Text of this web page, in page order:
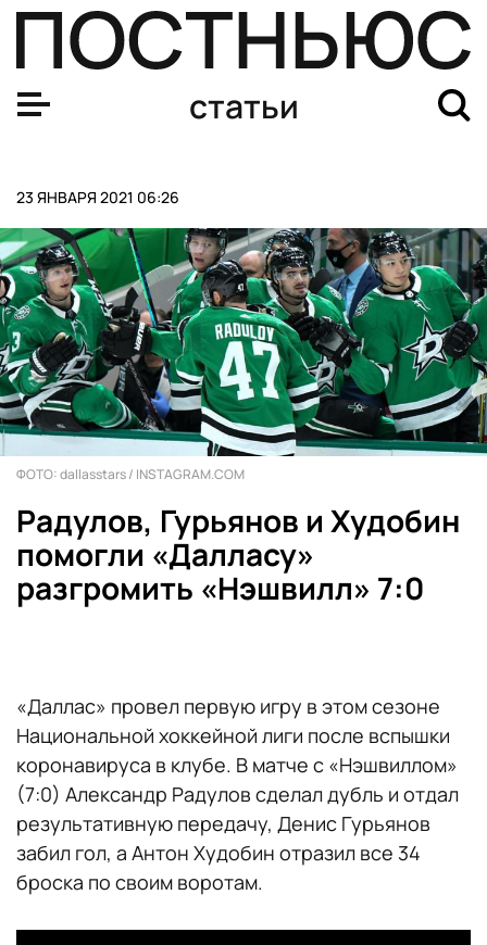
статьи
23 ЯНВАРЯ 2021 06:26
ФОТО: dallasstars / INSTAGRAM.COM
Радулов, Гурьянов и Худобин
помогли «Далласу»
разгромить «Нэшвилл» 7:0
«Даллас» провел первую игру в этом сезоне
Национальной хоккейной лиги после вспышки
коронавируса в клубе. В матче с «Нэшвиллом»
(7:0) Александр Радулов сделал дубль и отдал
результативную передачу, Денис Гурьянов
забил гол, а Антон Худобин отразил все 34
броска по своим воротам.
Технология рождения детей от трех родителей